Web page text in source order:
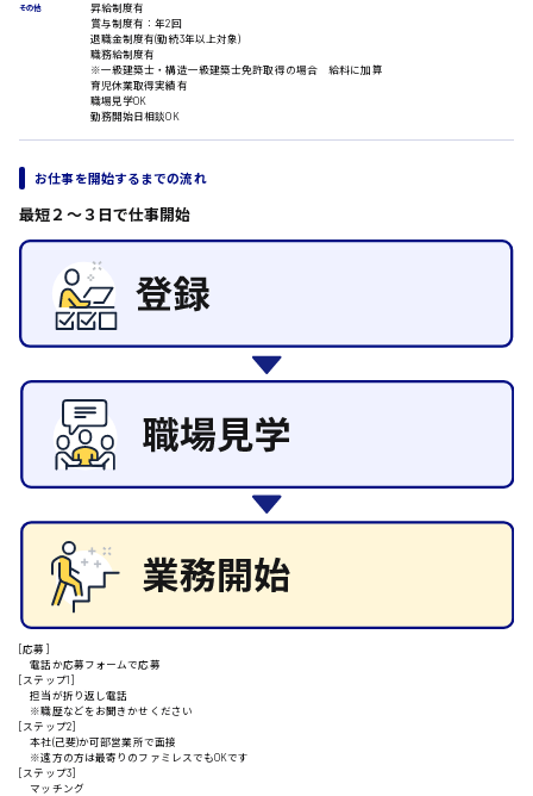
調理
営業
ラウンダー営業
その他の専門職
施設管理・整備
清掃
配送・ドライバー
呉市
東広島市
安芸高田市
山県郡
安芸太田町
安芸郡
山口県
時給制すべて
日給8000円～
日給9000円～
その他
昇給制度有
賞与制度有：年2回
退職金制度有(勤続3年以上対象)
職務給制度有
※一級建築士・構造一級建築士免許取得の場合 給料に加算
育児休業取得実績有
職場見学OK
勤務開始日相談OK
お仕事を開始するまでの流れ
最短２〜３日で仕事開始
[応募]
電話か応募フォームで応募
[ステップ1]
担当が折り返し電話
※職歴などをお聞きかせください
[ステップ2]
本社(己斐)か可部営業所で面接
※遠方の方は最寄りのファミレスでもOKです
[ステップ3]
マッチング